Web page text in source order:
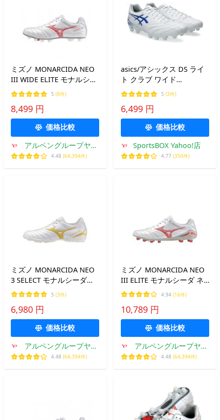
ミズノ MONARCIDA NEO
III WIDE ELITE モナルシー
ダ ネオ 3 ワイド エリート
P1GA242160 サッカー ス
パイクシューズ 3E
MIZUNO
5 (8件)
8,499 円
価格比較
アルペングループヤフ
ー店
4.48 (64,394件)
asics/アシックス DS ライ
ト クラブ ワイド
（1103A128-100）
5 (3件)
6,499 円
価格比較
SportsBOX Yahoo!店
4.77 (350件)
ミズノ MONARCIDA NEO
3 SELECT モナルシーダ
NEO 3 セレクト AS
P1GD262550 サッカー ト
レーニングシューズ 3E :
ホワイト×ゴールド
MIZUNO
5 (3件)
6,980 円
価格比較
アルペングループヤフ
ー店
4.48 (64,394件)
ミズノ MONARCIDA NEO
III ELITE モナルシーダ ネ
オ 3 エリート P1GA242060
サッカー スパイクシュー
ズ 2E : ホワイト×レッド
MIZUNO
4.94 (16件)
10,789 円
価格比較
アルペングループヤフ
ー店
4.48 (64,394件)